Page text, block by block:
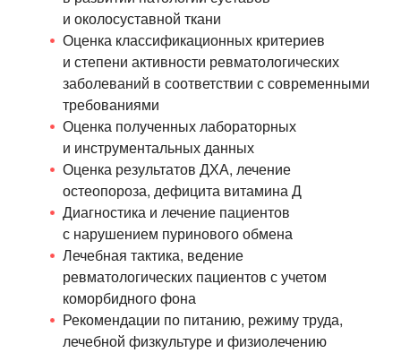
и околосуставной ткани
Оценка классификационных критериев
и степени активности ревматологических
заболеваний в соответствии с современными
требованиями
Оценка полученных лабораторных
и инструментальных данных
Оценка результатов ДХА, лечение
остеопороза, дефицита витамина Д
Диагностика и лечение пациентов
с нарушением пуринового обмена
Лечебная тактика, ведение
ревматологических пациентов с учетом
коморбидного фона
Рекомендации по питанию, режиму труда,
лечебной физкультуре и физиолечению